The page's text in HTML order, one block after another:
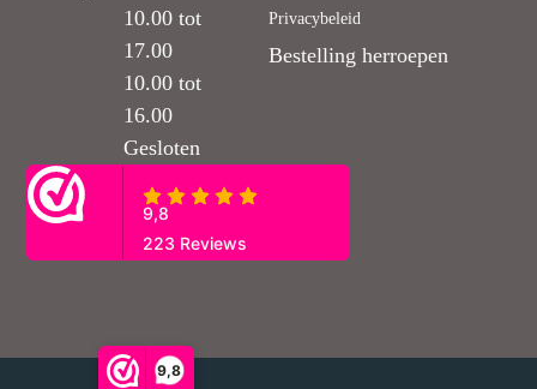
9,8
10.00 tot
17.00
10.00 tot
16.00
Gesloten
Privacybeleid
Bestelling herroepen